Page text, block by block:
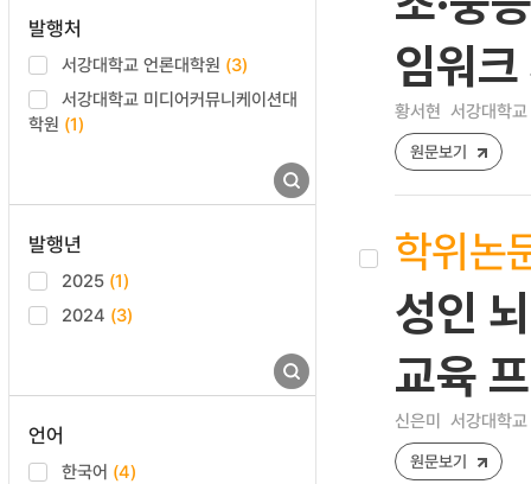
발행처
서강대학교 언론대학원 (3)
서강대학교 미디어커뮤니케이션대
학원 (1)
발행년
2025 (1)
2024 (3)
언어
한국어 (4)
임워
황서현 서강대학
원문보기
학위논
성인
교육
신은미 서강대학
원문보기